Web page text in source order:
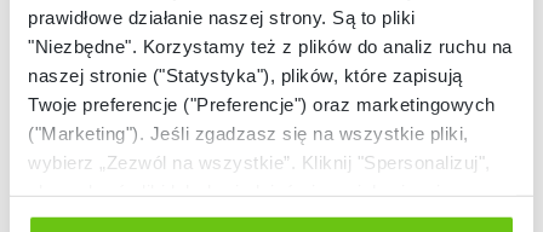
prawidłowe działanie naszej strony. Są to pliki
"Niezbędne". Korzystamy też z plików do analiz ruchu na
naszej stronie ("Statystyka"), plików, które zapisują
Twoje preferencje ("Preferencje") oraz marketingowych
("Marketing"). Jeśli zgadzasz się na wszystkie pliki,
wybierz „Zezwól na wszystkie”. Kliknij "Spersonalizuj",
Odmów zgody poprzez przycisk „Odmowa”. Wtedy